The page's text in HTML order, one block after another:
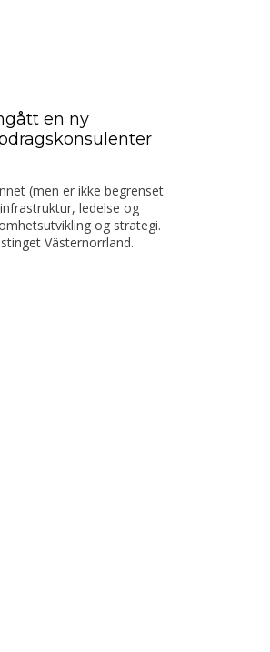
en ny
(men er ikke begrenset
ledelse og
og strategi.
Västernorrland.